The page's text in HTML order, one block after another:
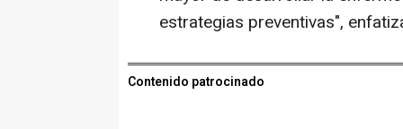
estrategias preventivas",
Contenido patrocinado